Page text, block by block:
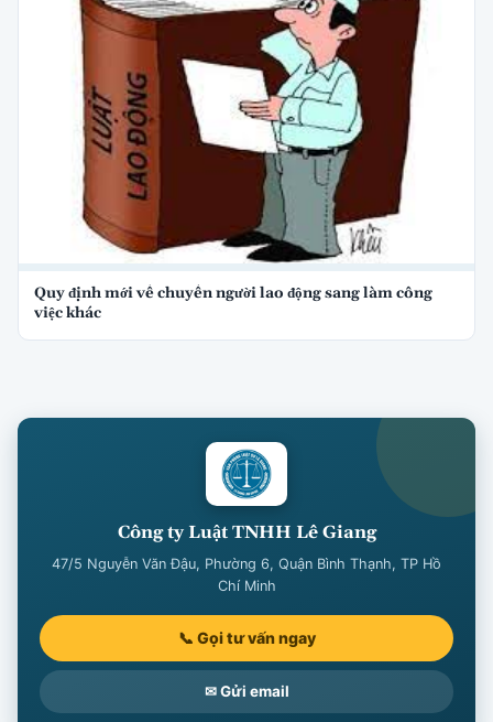
Quy định mới về chuyển người lao động sang làm công
việc khác
Công ty Luật TNHH Lê Giang
47/5 Nguyễn Văn Đậu, Phường 6, Quận Bình Thạnh, TP Hồ
Chí Minh
📞 Gọi tư vấn ngay
✉ Gửi email